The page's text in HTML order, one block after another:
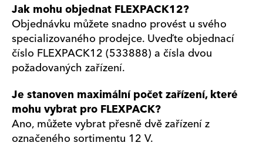
Jak mohu objednat FLEXPACK12?
Objednávku můžete snadno provést u svého
specializovaného prodejce. Uveďte objednací
číslo FLEXPACK12 (533888) a čísla dvou
požadovaných zařízení.
Je stanoven maximální počet zařízení, které
mohu vybrat pro FLEXPACK?
Ano, můžete vybrat přesně dvě zařízení z
označeného sortimentu 12 V.